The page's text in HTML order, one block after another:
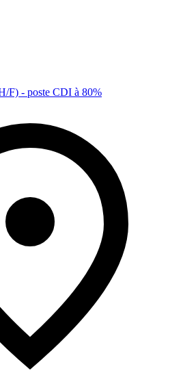
F) - poste CDI à 80%